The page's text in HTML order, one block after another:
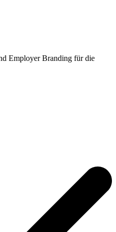
Employer Branding für die